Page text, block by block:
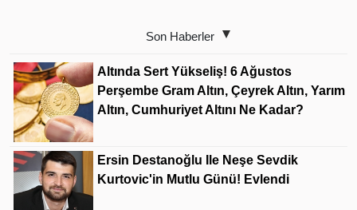
Son Haberler
Altında Sert Yükseliş! 6 Ağustos
Perşembe Gram Altın, Çeyrek Altın, Yarım
Altın, Cumhuriyet Altını Ne Kadar?
Ersin Destanoğlu Ile Neşe Sevdik
Kurtovic'in Mutlu Günü! Evlendi